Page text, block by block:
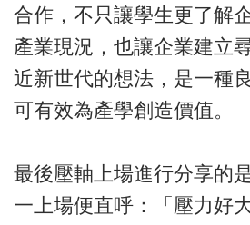
合作，不只讓學生更了解
產業現況，也讓企業建立
近新世代的想法，是一種
可有效為產學創造價值。
最後壓軸上場進行分享的
一上場便直呼：「壓力好